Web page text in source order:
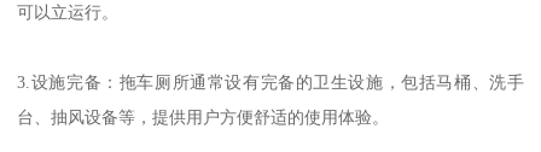
可以立运行。
3.设施完备：拖车厕所通常设有完备的卫生设施，包括马桶、洗手
台、抽风设备等，提供用户方便舒适的使用体验。